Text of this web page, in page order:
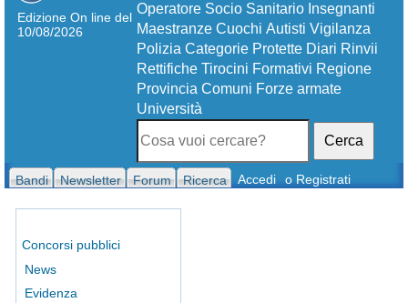
Edizione On line del
10/08/2026
Operatore Socio Sanitario Insegnanti
Maestranze Cuochi Autisti Vigilanza
Polizia Categorie Protette Diari Rinvii
Rettifiche Tirocini Formativi Regione
Provincia Comuni Forze armate
Università
Cerca
Bandi Newsletter Forum Ricerca Accedi o Registrati
Concorsi pubblici
News
Evidenza